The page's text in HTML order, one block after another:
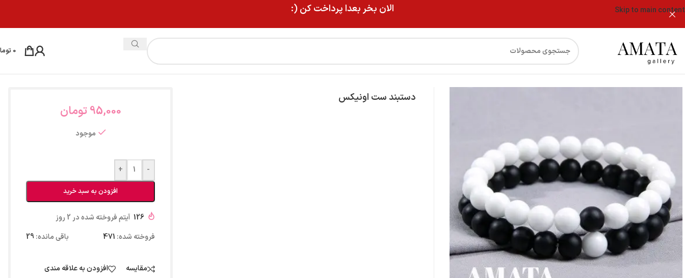
Skip to main content الان بخر بعدا پرداخت کن (:
0
دستبند ست اونیکس
95,000تومان
موجود
-
+
افزودن به سبد خرید
126 آیتم فروخته شده در 2 روز
فروخته شده: 471 باقی مانده:29
مقایسه افزودن به علاقه مندی